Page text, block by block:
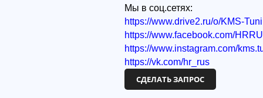
Мы в соц.сетях:
https://www.drive2.ru/o/KMS-
https://www.facebook.com/
https://www.instagram.com/
https://vk.com/hr_rus
СДЕЛАТЬ ЗАПРОС